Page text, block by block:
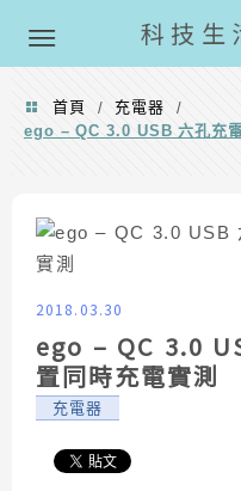
科技
首頁 / 充電器
/
ego – QC 3.0 USB 六孔充
2018.03.30
ego – QC 3.0
置同時充電實測
充電器